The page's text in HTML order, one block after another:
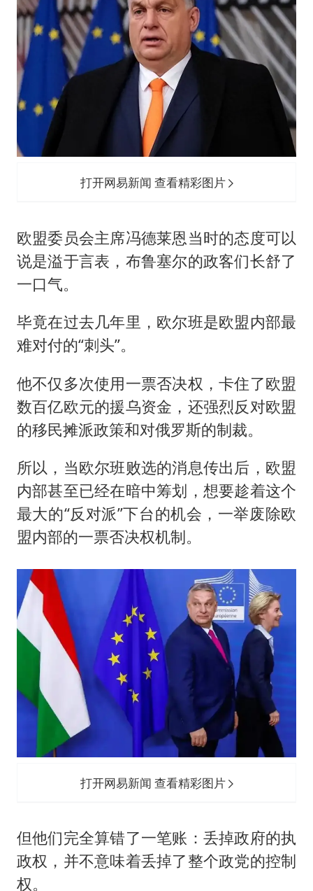
打开网易新闻 查看精彩图片
欧盟委员会主席冯德莱恩当时的态度可以
说是溢于言表，布鲁塞尔的政客们长舒了
一口气。
毕竟在过去几年里，欧尔班是欧盟内部最
难对付的“刺头”。
他不仅多次使用一票否决权，卡住了欧盟
数百亿欧元的援乌资金，还强烈反对欧盟
的移民摊派政策和对俄罗斯的制裁。
所以，当欧尔班败选的消息传出后，欧盟
内部甚至已经在暗中筹划，想要趁着这个
最大的“反对派”下台的机会，一举废除欧
盟内部的一票否决权机制。
打开网易新闻 查看精彩图片
但他们完全算错了一笔账：丢掉政府的执
政权，并不意味着丢掉了整个政党的控制
权。